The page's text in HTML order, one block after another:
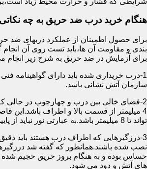
هنگام خرید درب ضد حریق به چه نکاتی
برای حصول اطمینان از عملکرد دربهای ضد
برای آزمایش در ضد حریق به شرح زیر انجام
1-درب خریداری شده باید دارای گواهینامه فنی
سازمان آتش نشانی باشد.
2-فضای خالی بین درب و چهارچوب در حالی
4 میلیمتر از قسمت بالا و اطراف باشد.این
تواند تا 8 میلیمتر باشد.به عبارتی نور نباید از پایین درب درز نماید.
3-درزگیرهایی که اطراف درب هستند باید
نصب شده باشند.همانطور که گفته شد
حساس بوده و به هنگام بروز حریق حجیم
های آتش و دود می شود.